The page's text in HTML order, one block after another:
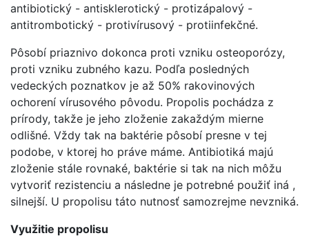
antibiotický - antisklerotický - protizápalový -
antitrombotický - protivírusový - protiinfekčné.
Pôsobí priaznivo dokonca proti vzniku osteoporózy,
proti vzniku zubného kazu. Podľa posledných
vedeckých poznatkov je až 50% rakovinových
ochorení vírusového pôvodu. Propolis pochádza z
prírody, takže je jeho zloženie zakaždým mierne
odlišné. Vždy tak na baktérie pôsobí presne v tej
podobe, v ktorej ho práve máme. Antibiotiká majú
zloženie stále rovnaké, baktérie si tak na nich môžu
vytvoriť rezistenciu a následne je potrebné použiť iná ,
silnejší. U propolisu táto nutnosť samozrejme nevzniká.
Využitie propolisu